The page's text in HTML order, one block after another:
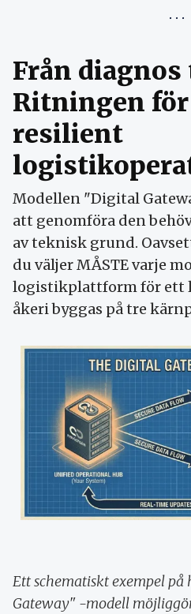
Från
Ritningen
resilient
Modellen "Digital
att genomföra den
av teknisk grund.
du väljer MÅSTE varje
logistikplattform för ett
åkeri byggas på tre
Ett schematiskt exempel
Gateway" -modell